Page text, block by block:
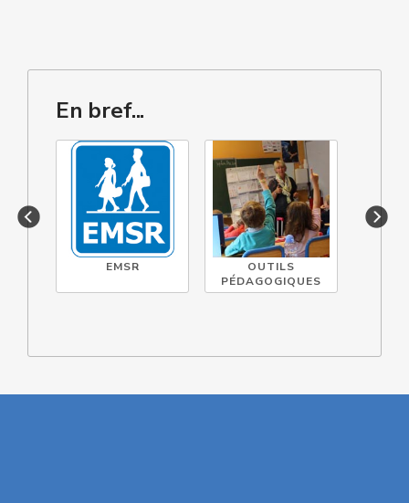
En bref...
EMSR
OUTILS
PÉDAGOGIQUES